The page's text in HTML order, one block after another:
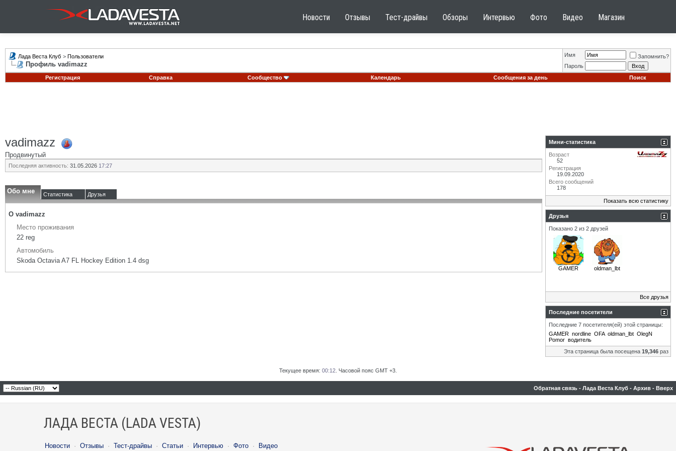
Новости Отзывы Тест-драйвы Обзоры Интервью Фото Видео Магазин
Лада Веста Клуб > Пользователи
Профиль vadimazz
Имя
Запомнить?
Пароль
Регистрация
Справка Сообщество Календарь Сообщения за день Поиск
vadimazz
Продвинутый
Последняя активность: 31.05.2026 17:27
Обо мне Статистика Друзья
О vadimazz
Место проживания
22 reg
Автомобиль
Skoda Octavia A7 FL Hockey Edition 1.4 dsg
Мини-статистика
Возраст
52
Регистрация
19.09.2020
Всего сообщений
178
Показать всю статистику
Друзья
Показано 2 из 2 друзей
GAMER oldman_lbt
Все друзья
Последние посетители
Последние 7 посетителя(ей) этой страницы:
GAMER nordline OFA oldman_lbt OlegN
Pomor водитель
Эта страница была посещена 19,346 раз
Текущее время: 00:12 . Часовой пояс GMT +3.
Обратная связь - Лада Веста Клуб - Архив - Вверх
ЛАДА ВЕСТА (LADA VESTA)
Новости · Отзывы · Тест-драйвы · Статьи · Интервью · Фото · Видео